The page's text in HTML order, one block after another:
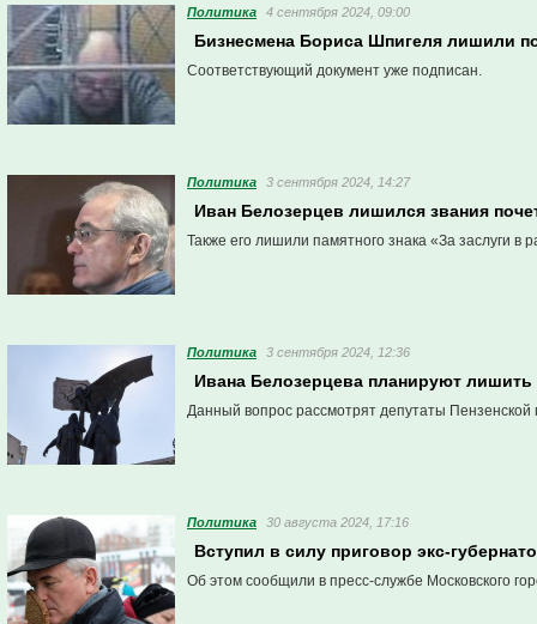
Политика 4 сентября 2024, 09:00
Бизнесмена Бориса Шпигеля лишили
Соответствующий документ уже подписан.
Политика 3 сентября 2024, 14:27
Иван Белозерцев лишился звания
Также его лишили памятного знака «За заслуги в
Политика 3 сентября 2024, 12:36
Ивана Белозерцева планируют лишить
Данный вопрос рассмотрят депутаты Пензенской
Политика 30 августа 2024, 17:16
Вступил в силу приговор экс-
Об этом сообщили в пресс-службе Московского